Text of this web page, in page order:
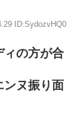
ID:SydozvHQ0
ィの方が合
ンヌ振り面